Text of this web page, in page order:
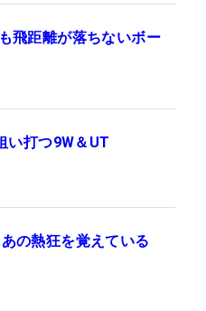
飛距離が落ちないボー
い打つ9W＆UT
の熱狂を覚えている